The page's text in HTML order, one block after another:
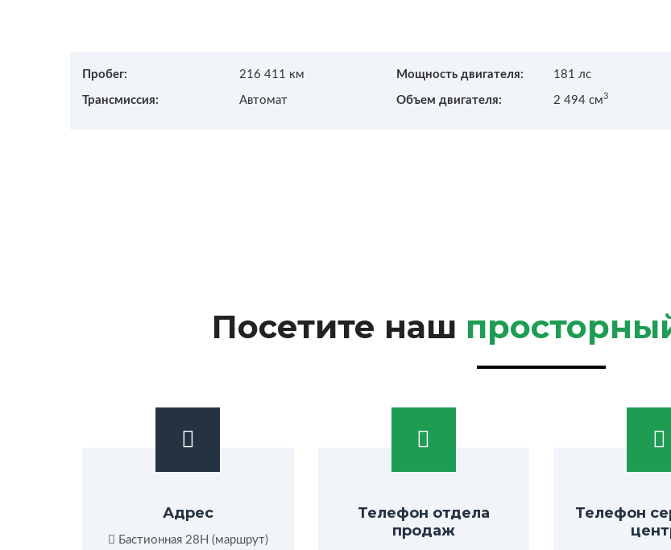
Пробег: 216 411 км
Трансмиссия: Автомат
Мощность двигателя: 181 лс
Объем двигателя: 2 494 см3
Посетите наш
Адрес
Бастионная 28Н (маршрут)
Телефон отдела
продаж
Телефон